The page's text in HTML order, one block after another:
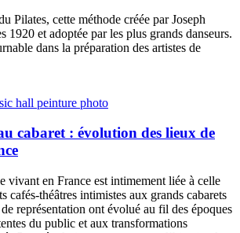
Pilates, cette méthode créée par Joseph
1920 et adoptée par les plus grands danseurs.
dans la préparation des artistes de
cabaret : évolution des lieux de
vivant en France est intimement liée à celle
cafés-théâtres intimistes aux grands cabarets
représentation ont évolué au fil des époques
du public et aux transformations